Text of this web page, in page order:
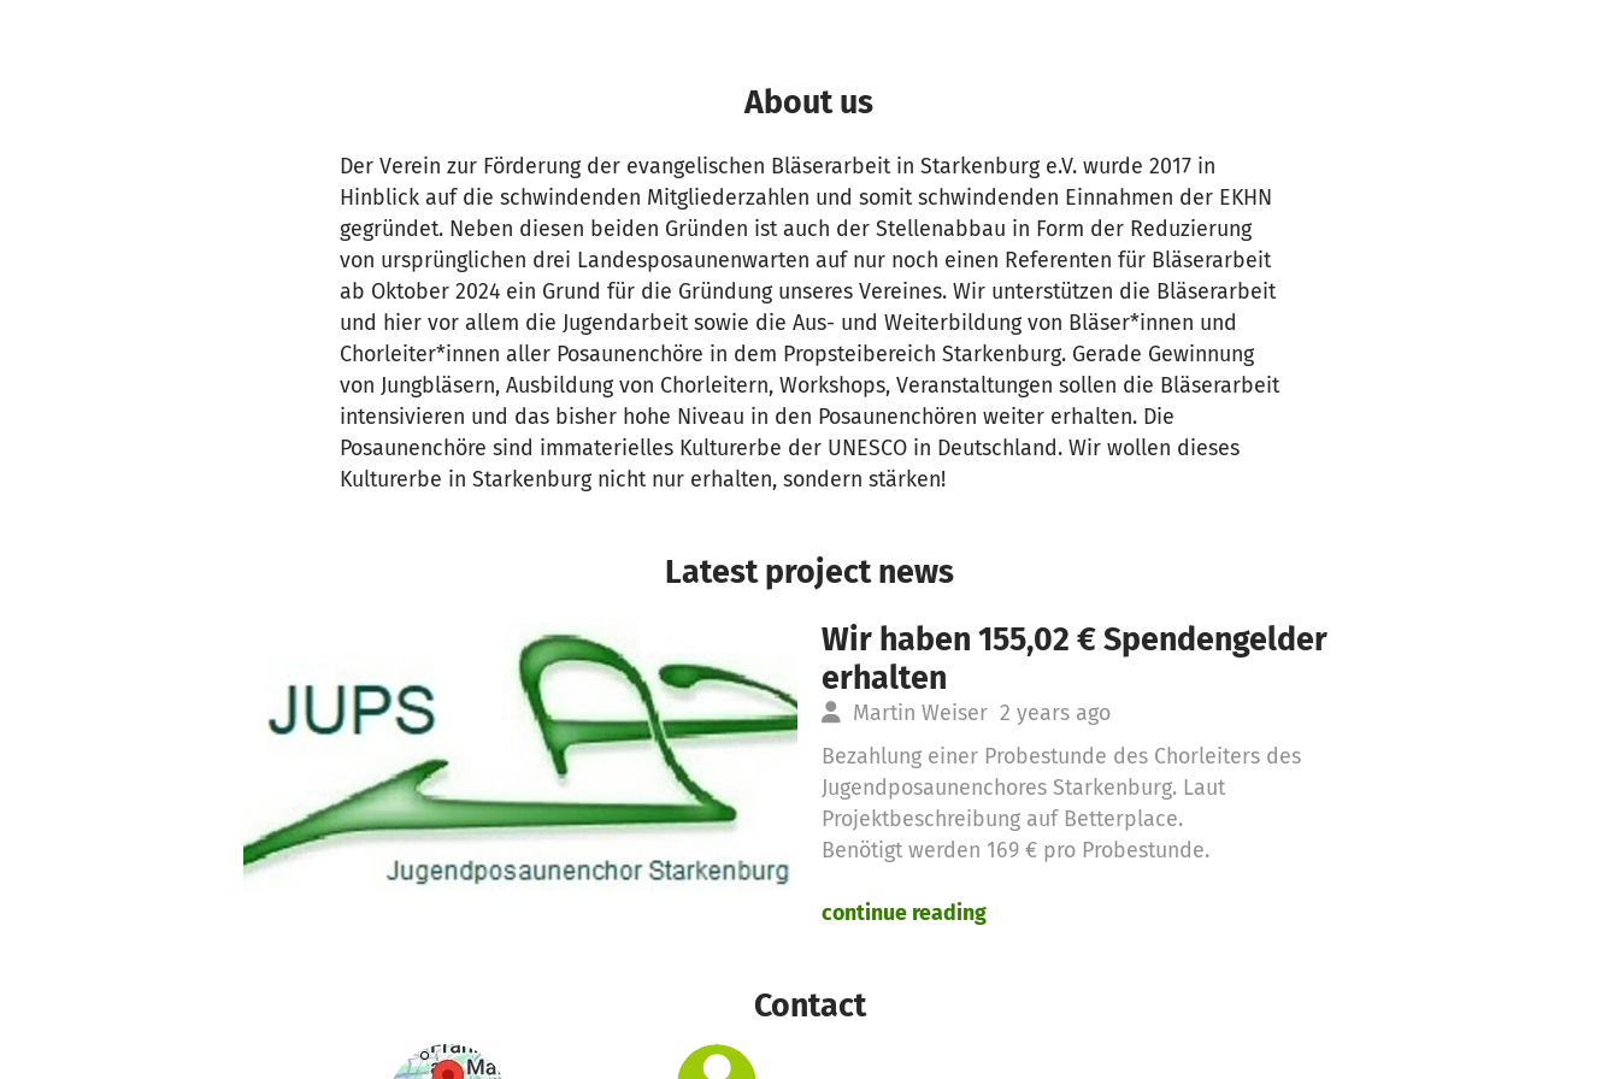
About us
Der Verein zur Förderung der evangelischen Bläserarbeit in Starkenburg e.V. wurde 2017 in
Hinblick auf die schwindenden Mitgliederzahlen und somit schwindenden Einnahmen der EKHN
gegründet. Neben diesen beiden Gründen ist auch der Stellenabbau in Form der Reduzierung
von ursprünglichen drei Landesposaunenwarten auf nur noch einen Referenten für Bläserarbeit
ab Oktober 2024 ein Grund für die Gründung unseres Vereines. Wir unterstützen die Bläserarbeit
und hier vor allem die Jugendarbeit sowie die Aus- und Weiterbildung von Bläser*innen und
Chorleiter*innen aller Posaunenchöre in dem Propsteibereich Starkenburg. Gerade Gewinnung
von Jungbläsern, Ausbildung von Chorleitern, Workshops, Veranstaltungen sollen die Bläserarbeit
intensivieren und das bisher hohe Niveau in den Posaunenchören weiter erhalten. Die
Posaunenchöre sind immaterielles Kulturerbe der UNESCO in Deutschland. Wir wollen dieses
Kulturerbe in Starkenburg nicht nur erhalten, sondern stärken!
Latest project news
Wir haben 155,02 € Spendengelder
erhalten
Martin Weiser 2 years ago
Bezahlung einer Probestunde des Chorleiters des
Jugendposaunenchores Starkenburg. Laut
Projektbeschreibung auf Betterplace.
Benötigt werden 169 € pro Probestunde.
continue reading
Contact